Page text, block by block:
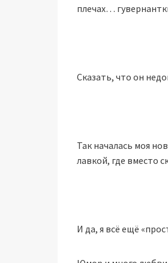
плечах…
Сказать, что он
Так началась моя
лавкой, где вместо
И да, я всё ещё